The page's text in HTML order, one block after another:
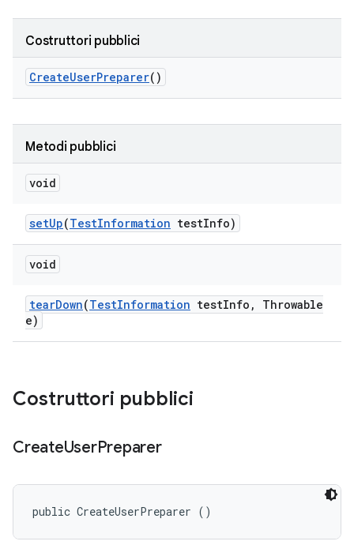
Costruttori pubblici
CreateUserPreparer()
Metodi pubblici
void
setUp(TestInformation testInfo)
void
tearDown(TestInformation testInfo ,
Throwable
e)
Costruttori pubblici
CreateUserPreparer
public CreateUserPreparer ()